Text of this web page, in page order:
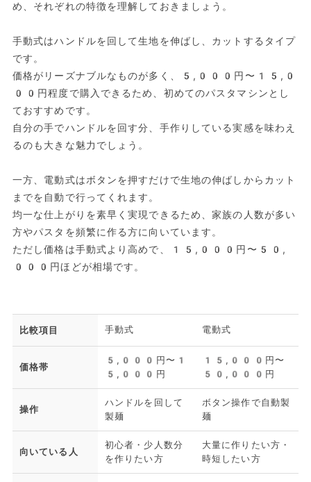
め、それぞれの特徴を理解しておきましょう。
手動式はハンドルを回して生地を伸ばし、カットするタイプ
です。
価格がリーズナブルなものが多く、5,000円〜15,0
00円程度で購入できるため、初めてのパスタマシンとし
ておすすめです。
自分の手でハンドルを回す分、手作りしている実感を味わえ
るのも大きな魅力でしょう。
一方、電動式はボタンを押すだけで生地の伸ばしからカット
までを自動で行ってくれます。
均一な仕上がりを素早く実現できるため、家族の人数が多い
方やパスタを頻繁に作る方に向いています。
ただし価格は手動式より高めで、15,000円〜50,
000円ほどが相場です。
比較項目 手動式 電動式
価格帯
5,000円〜1
5,000円
15,000円〜
50,000円
操作
ハンドルを回して
製麺
ボタン操作で自動製
麺
向いている人
初心者・少人数分
を作りたい方
大量に作りたい方・
時短したい方